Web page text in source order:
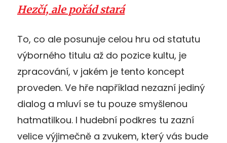
Hezčí, ale pořád stará
To, co ale posunuje celou hru od statutu
výborného titulu až do pozice kultu, je
zpracování, v jakém je tento koncept
proveden. Ve hře například nezazní jediný
dialog a mluví se tu pouze smyšlenou
hatmatilkou. I hudební podkres tu zazní
velice výjimečně a zvukem, který vás bude